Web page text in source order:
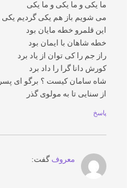
ما يکی و ما يکی و ما يکی
می شويم باز هم يکی گرديم يکی
اين قلمرو خطه مايان بود
خطه شاهان با ايمان بود
راز جم را کی توان از ياد برد
کورش دانا گرا را داد برد
شاه سامان کيست ؟ برگو ای پسر
از سنايی تا به مولوی گذر
پاسخ
معروف گفت: